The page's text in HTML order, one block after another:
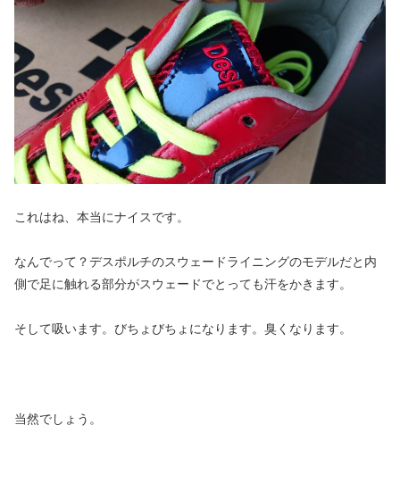
これはね、本当にナイスです。
なんでって？デスポルチのスウェードライニングのモデルだと内
側で足に触れる部分がスウェードでとっても汗をかきます。
そして吸います。びちょびちょになります。臭くなります。
当然でしょう。